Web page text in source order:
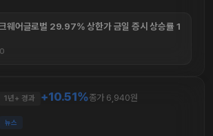
웨어글로벌 29.97% 상한가 금일 증시 상승률 1
1년+ 경과 +10.51%종가 6,940원
뉴스